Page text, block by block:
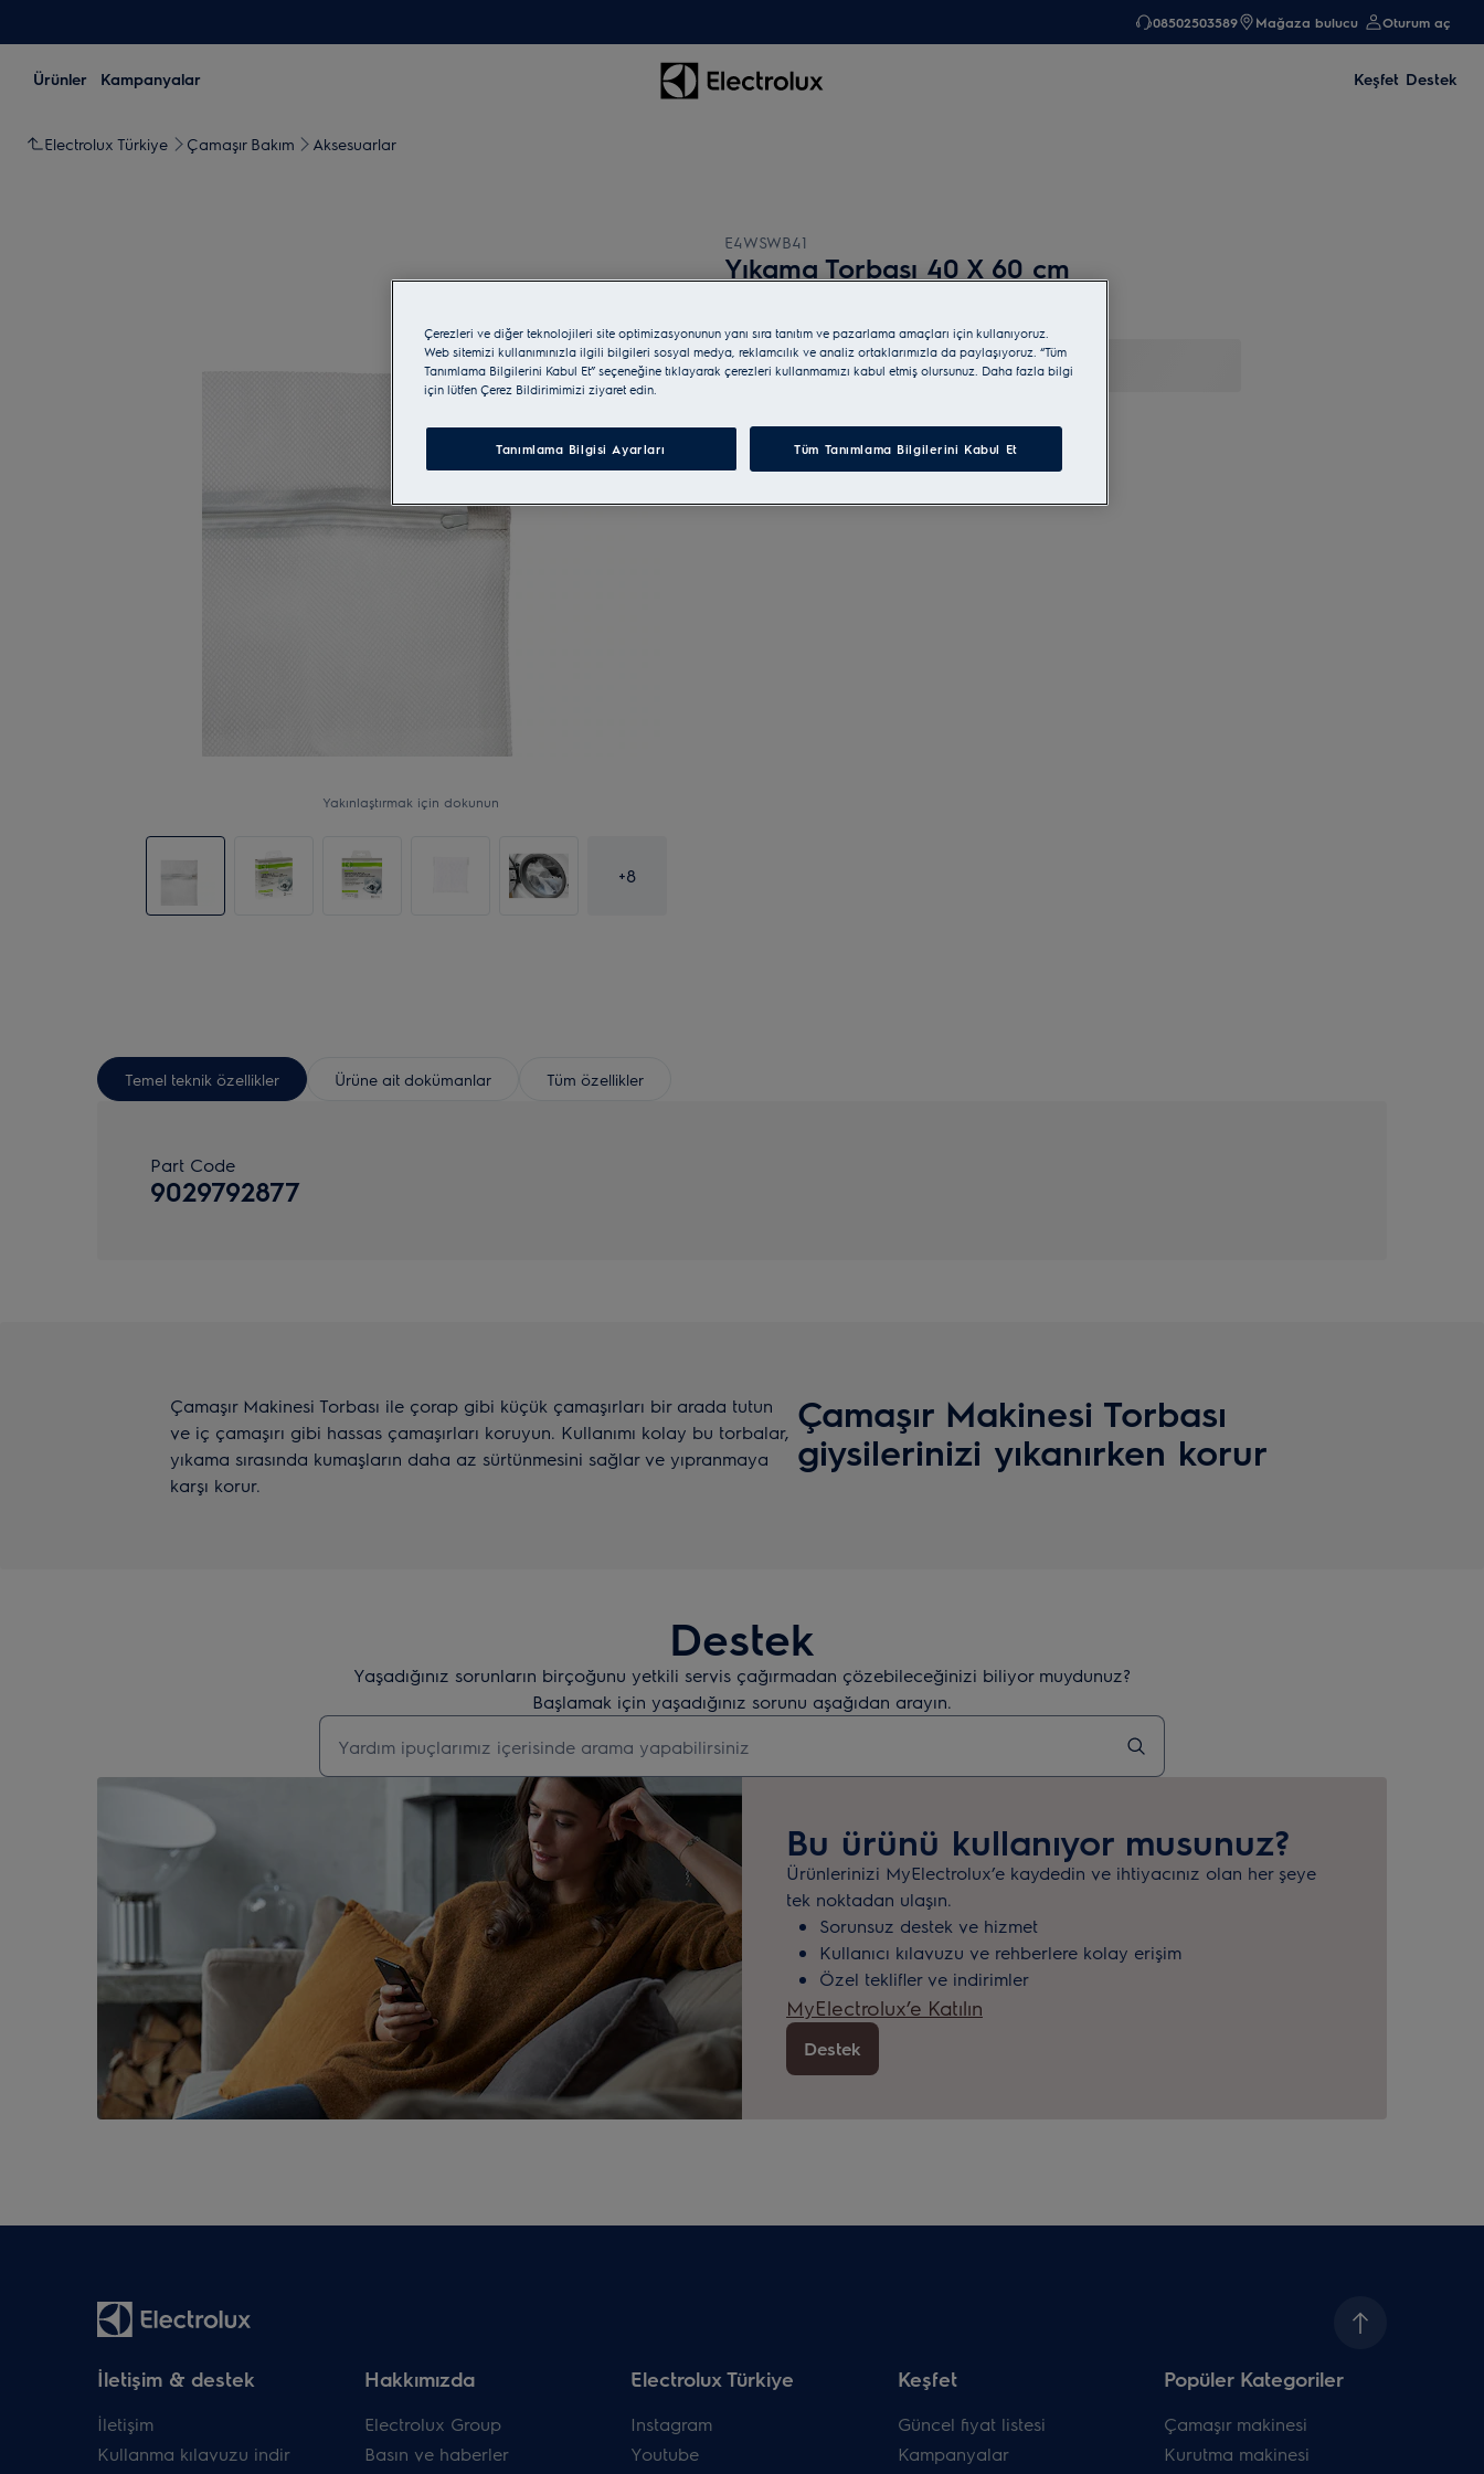
08502503589 Mağaza bulucu Oturum aç
Ürünler Kampanyalar Keşfet Destek
Electrolux Türkiye Çamaşır Bakım Aksesuarlar
Yakınlaştırmak için dokunun
+8
E4WSWB41
Yıkama Torbası 40 X 60 cm
5 (7)
Temel teknik özellikler Ürüne ait dokümanlar Tüm özellikler
Part Code
9029792877
Çamaşır Makinesi Torbası
giysilerinizi yıkanırken korur
Çamaşır Makinesi Torbası ile çorap gibi küçük çamaşırları bir arada tutun
ve iç çamaşırı gibi hassas çamaşırları koruyun. Kullanımı kolay bu torbalar,
yıkama sırasında kumaşların daha az sürtünmesini sağlar ve yıpranmaya
karşı korur.
Destek
Yaşadığınız sorunların birçoğunu yetkili servis çağırmadan çözebileceğinizi biliyor muydunuz?
Başlamak için yaşadığınız sorunu aşağıdan arayın.
Destek makalelerini aramak için yazın
Bu ürünü kullanıyor musunuz?
Ürünlerinizi MyElectrolux’e kaydedin ve ihtiyacınız olan her şeye
tek noktadan ulaşın.
Sorunsuz destek ve hizmet
Kullanıcı kılavuzu ve rehberlere kolay erişim
Özel teklifler ve indirimler
MyElectrolux’e Katılın
Destek
İletişim & destek
İletişim
Kullanma kılavuzu indir
Hakkımızda
Electrolux Group
Basın ve haberler
Electrolux Türkiye
Instagram
Youtube
Keşfet
Güncel fiyat listesi
Kampanyalar
Popüler Kategoriler
Çamaşır makinesi
Kurutma makinesi
Çerezleri ve diğer teknolojileri site optimizasyonunun yanı sıra tanıtım ve pazarlama amaçları için kullanıyoruz.
Web sitemizi kullanımınızla ilgili bilgileri sosyal medya, reklamcılık ve analiz ortaklarımızla da paylaşıyoruz. “Tüm
Tanımlama Bilgilerini Kabul Et” seçeneğine tıklayarak çerezleri kullanmamızı kabul etmiş olursunuz. Daha fazla bilgi
için lütfen Çerez Bildirimimizi ziyaret edin.
Tanımlama Bilgisi Ayarları Tüm Tanımlama Bilgilerini Kabul Et